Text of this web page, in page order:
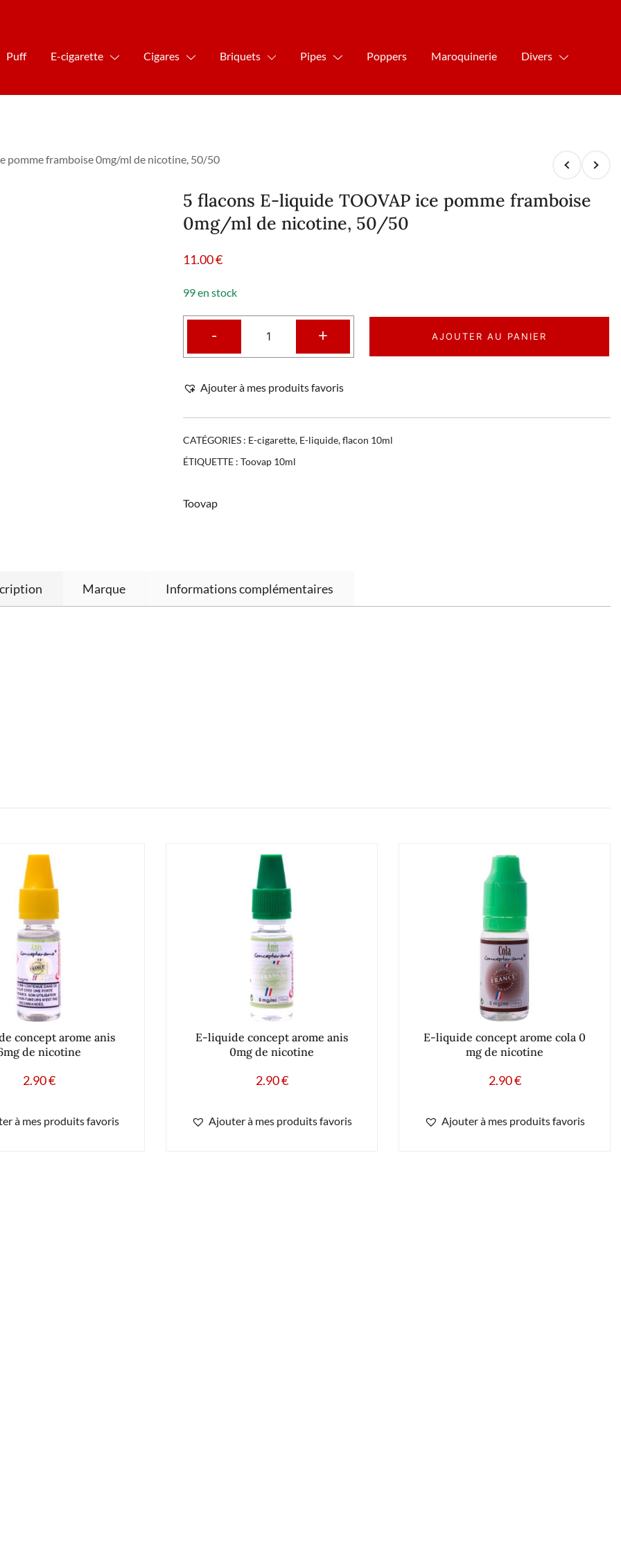
Puff E-cigarette Cigares Briquets Pipes Poppers Maroquinerie Divers
pomme framboise 0mg/ml de nicotine, 50/50
5 flacons E-liquide TOOVAP ice pomme framboise
0mg/ml de nicotine, 50/50
11.00€
99 en stock
- + AJOUTER AU PANIER
Ajouter à mes produits favoris
CATÉGORIES : E-cigarette, E-liquide,flacon 10ml
ÉTIQUETTE : Toovap 10ml
Toovap
Marque Informations complémentaires
concept arome anis
de nicotine
2.90€
à mes produits favoris
E-liquide concept arome anis
0mg de nicotine
2.90€
Ajouter à mes produits favoris
E-liquide concept arome cola 0
mg de nicotine
2.90€
Ajouter à mes produits favoris